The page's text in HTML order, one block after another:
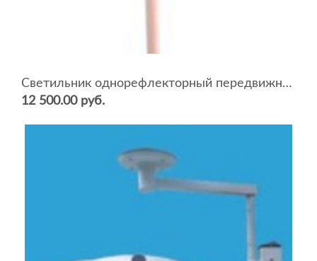
Cветильник однорефлекторный передвижной АЛЬФА-751
12 500.00 руб.